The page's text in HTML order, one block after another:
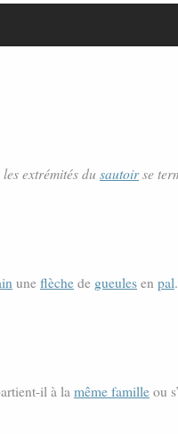
les extrémités du sautoirse
une flèche de gueules en pal.
il à la même famille ou